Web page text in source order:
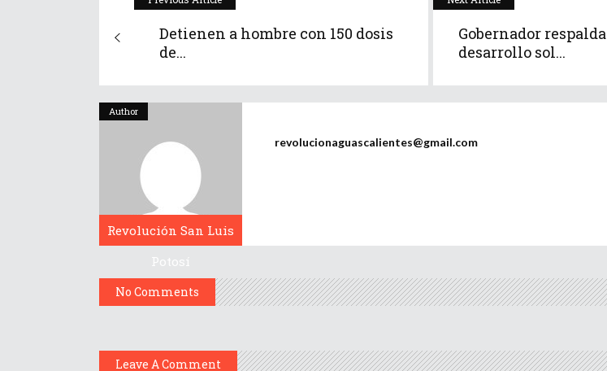
Detienen a hombre con 150 dosis
de...
Gobernador respalda
desarrollo sol...
Author
Revolución San Luis
Potosí
revolucionaguascalientes@gmail.com
No Comments
Leave A Comment